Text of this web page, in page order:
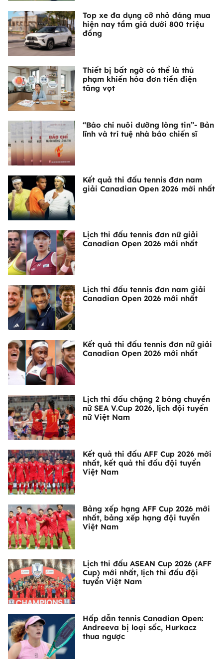
Top xe đa dụng cỡ nhỏ đáng mua
hiện nay tầm giá dưới 800 triệu
đồng
Thiết bị bất ngờ có thể là thủ
phạm khiến hóa đơn tiền điện
tăng vọt
“Báo chí nuôi dưỡng lòng tin”- Bản
lĩnh và trí tuệ nhà báo chiến sĩ
Kết quả thi đấu tennis đơn nam
giải Canadian Open 2026 mới nhất
Lịch thi đấu tennis đơn nữ giải
Canadian Open 2026 mới nhất
Lịch thi đấu tennis đơn nam giải
Canadian Open 2026 mới nhất
Kết quả thi đấu tennis đơn nữ giải
Canadian Open 2026 mới nhất
Lịch thi đấu chặng 2 bóng chuyền
nữ SEA V.Cup 2026, lịch đội tuyển
nữ Việt Nam
Kết quả thi đấu AFF Cup 2026 mới
nhất, kết quả thi đấu đội tuyển
Việt Nam
Bảng xếp hạng AFF Cup 2026 mới
nhất, bảng xếp hạng đội tuyển
Việt Nam
Lịch thi đấu ASEAN Cup 2026 (AFF
Cup) mới nhất, lịch thi đấu đội
tuyển Việt Nam
Hấp dẫn tennis Canadian Open:
Andreeva bị loại sốc, Hurkacz
thua ngược